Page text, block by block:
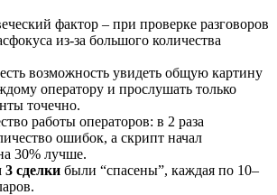
фактор – при проверке разговоров
из-за большого количества
возможность увидеть общую картину
оператору и прослушать только
точечно.
работы операторов: в 2 раза
ошибок, а скрипт начал
30% лучше.
3 сделки были “спасены”, каждая по 10–